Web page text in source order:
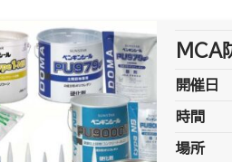
MCA
開催日
時間
場所